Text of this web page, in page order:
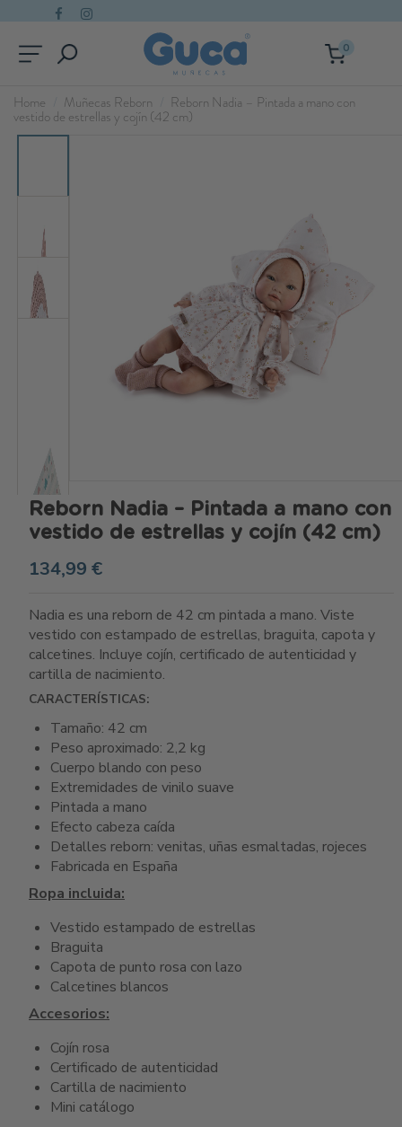
0
Home Muñecas Reborn Reborn Nadia – Pintada a mano con
vestido de estrellas y cojín (42 cm)
Reborn Nadia – Pintada a mano con
vestido de estrellas y cojín (42 cm)
134,99 €
Nadia es una reborn de 42 cm pintada a mano. Viste
vestido con estampado de estrellas, braguita, capota y
calcetines. Incluye cojín, certificado de autenticidad y
cartilla de nacimiento.
CARACTERÍSTICAS:
Tamaño: 42 cm
Peso aproximado: 2,2 kg
Cuerpo blando con peso
Extremidades de vinilo suave
Pintada a mano
Efecto cabeza caída
Detalles reborn: venitas, uñas esmaltadas, rojeces
Fabricada en España
Ropa incluida:
Vestido estampado de estrellas
Braguita
Capota de punto rosa con lazo
Calcetines blancos
Accesorios:
Cojín rosa
Certificado de autenticidad
Cartilla de nacimiento
Mini catálogo